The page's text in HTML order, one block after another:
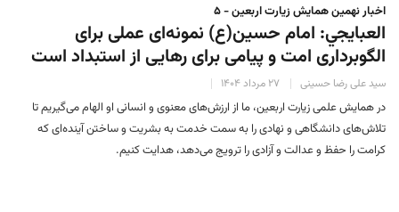
اخبار نهمین همایش زیارت اربعین - ۵
العبايجي: امام حسین(ع) نمونه‌ای عملی برای
الگوبرداری امت و پیامی برای رهایی از استبداد است
سید علی رضا حسینی ۲۷ مرداد ۱۴۰۴
در همایش علمی زیارت اربعین، ما از ارزش‌های معنوی و انسانی او الهام می‌گیریم تا
تلاش‌های دانشگاهی و نهادی را به سمت خدمت به بشریت و ساختن آینده‌ای که
کرامت را حفظ و عدالت و آزادی را ترویج می‌دهد، هدایت کنیم.